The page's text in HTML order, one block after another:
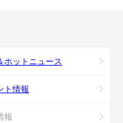
ホットニュース
ト情報
報